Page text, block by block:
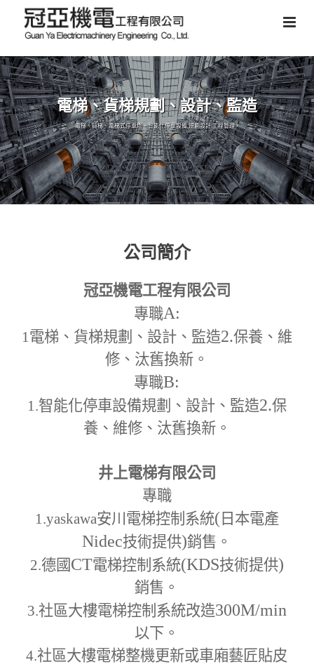
電梯、貨梯規劃、設計、監造
電梯、貨梯、電梯式停車塔、智能化停車設備,規劃設計,工程管理。
公司簡介
冠亞機電工程有限公司
專職A:
1電梯、貨梯規劃、設計、監造2.保養、維
修、汰舊換新。
專職B:
1.智能化停車設備規劃、設計、監造2.保
養、維修、汰舊換新。
井上電梯有限公司
專職
1.yaskawa安川電梯控制系統( 日本電產
Nidec技術提供)銷售。
2.德國 CT電梯控制系統(KDS技術提供)
銷售。
3.社區大樓電梯控制系統改造300M/min
以下。
4.社區大樓電梯整機更新或車廂藝匠貼皮